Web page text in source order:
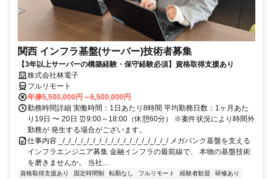
関西 インフラ基盤(サーバー)技術者募集
【3年以上サーバーの構築経験・保守経験必須】資格取得支援あり
株式会社林電子
フルリモート
年俸5,500,000円～6,500,000円
勤務時間詳細 実働時間：1日あたり8時間 平均勤務日数：1ヶ月あた
り19日 〜 20日 ⏰9:00～18:00（休憩60分） ※案件状況により時間外
勤務が 発生する場合がございます。
仕事内容 _/_/_/_/_/_/_/_/_/_/_/_/_/_/_/_/_/_/ メガバンク基盤を支える
インフラエンジニア募集 金融インフラの最前線で、 本物の基盤技術
を磨きませんか。 当社...
資格取得支援あり 固定時間制 転勤なし フルリモート 経験者歓迎
研修あり